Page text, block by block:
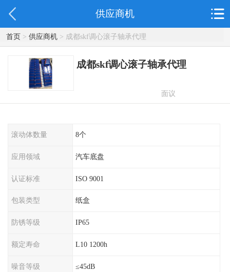
供应商机
首页> 供应商机> 成都skf调心滚子轴承代理
成都skf调心滚子轴承代理
面议
滚动体数量 8个
应用领域 汽车底盘
认证标准 ISO 9001
包装类型 纸盒
防锈等级 IP65
额定寿命 L10 1200h
噪音等级 ≤45dB